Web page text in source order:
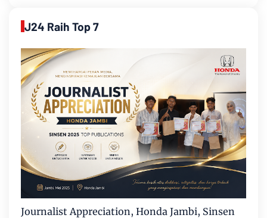
J24 Raih Top 7
Journalist Appreciation, Honda Jambi, Sinsen